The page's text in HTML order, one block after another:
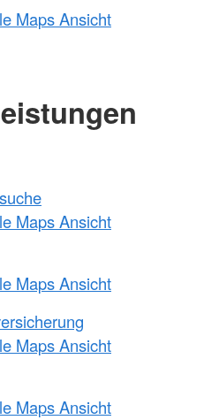
Maps Ansicht
Maps Ansicht
Maps Ansicht
Maps Ansicht
Maps Ansicht